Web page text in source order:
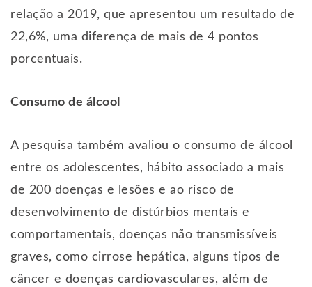
relação a 2019, que apresentou um resultado de
22,6%, uma diferença de mais de 4 pontos
porcentuais.
Consumo de álcool
A pesquisa também avaliou o consumo de álcool
entre os adolescentes, hábito associado a mais
de 200 doenças e lesões e ao risco de
desenvolvimento de distúrbios mentais e
comportamentais, doenças não transmissíveis
graves, como cirrose hepática, alguns tipos de
câncer e doenças cardiovasculares, além de